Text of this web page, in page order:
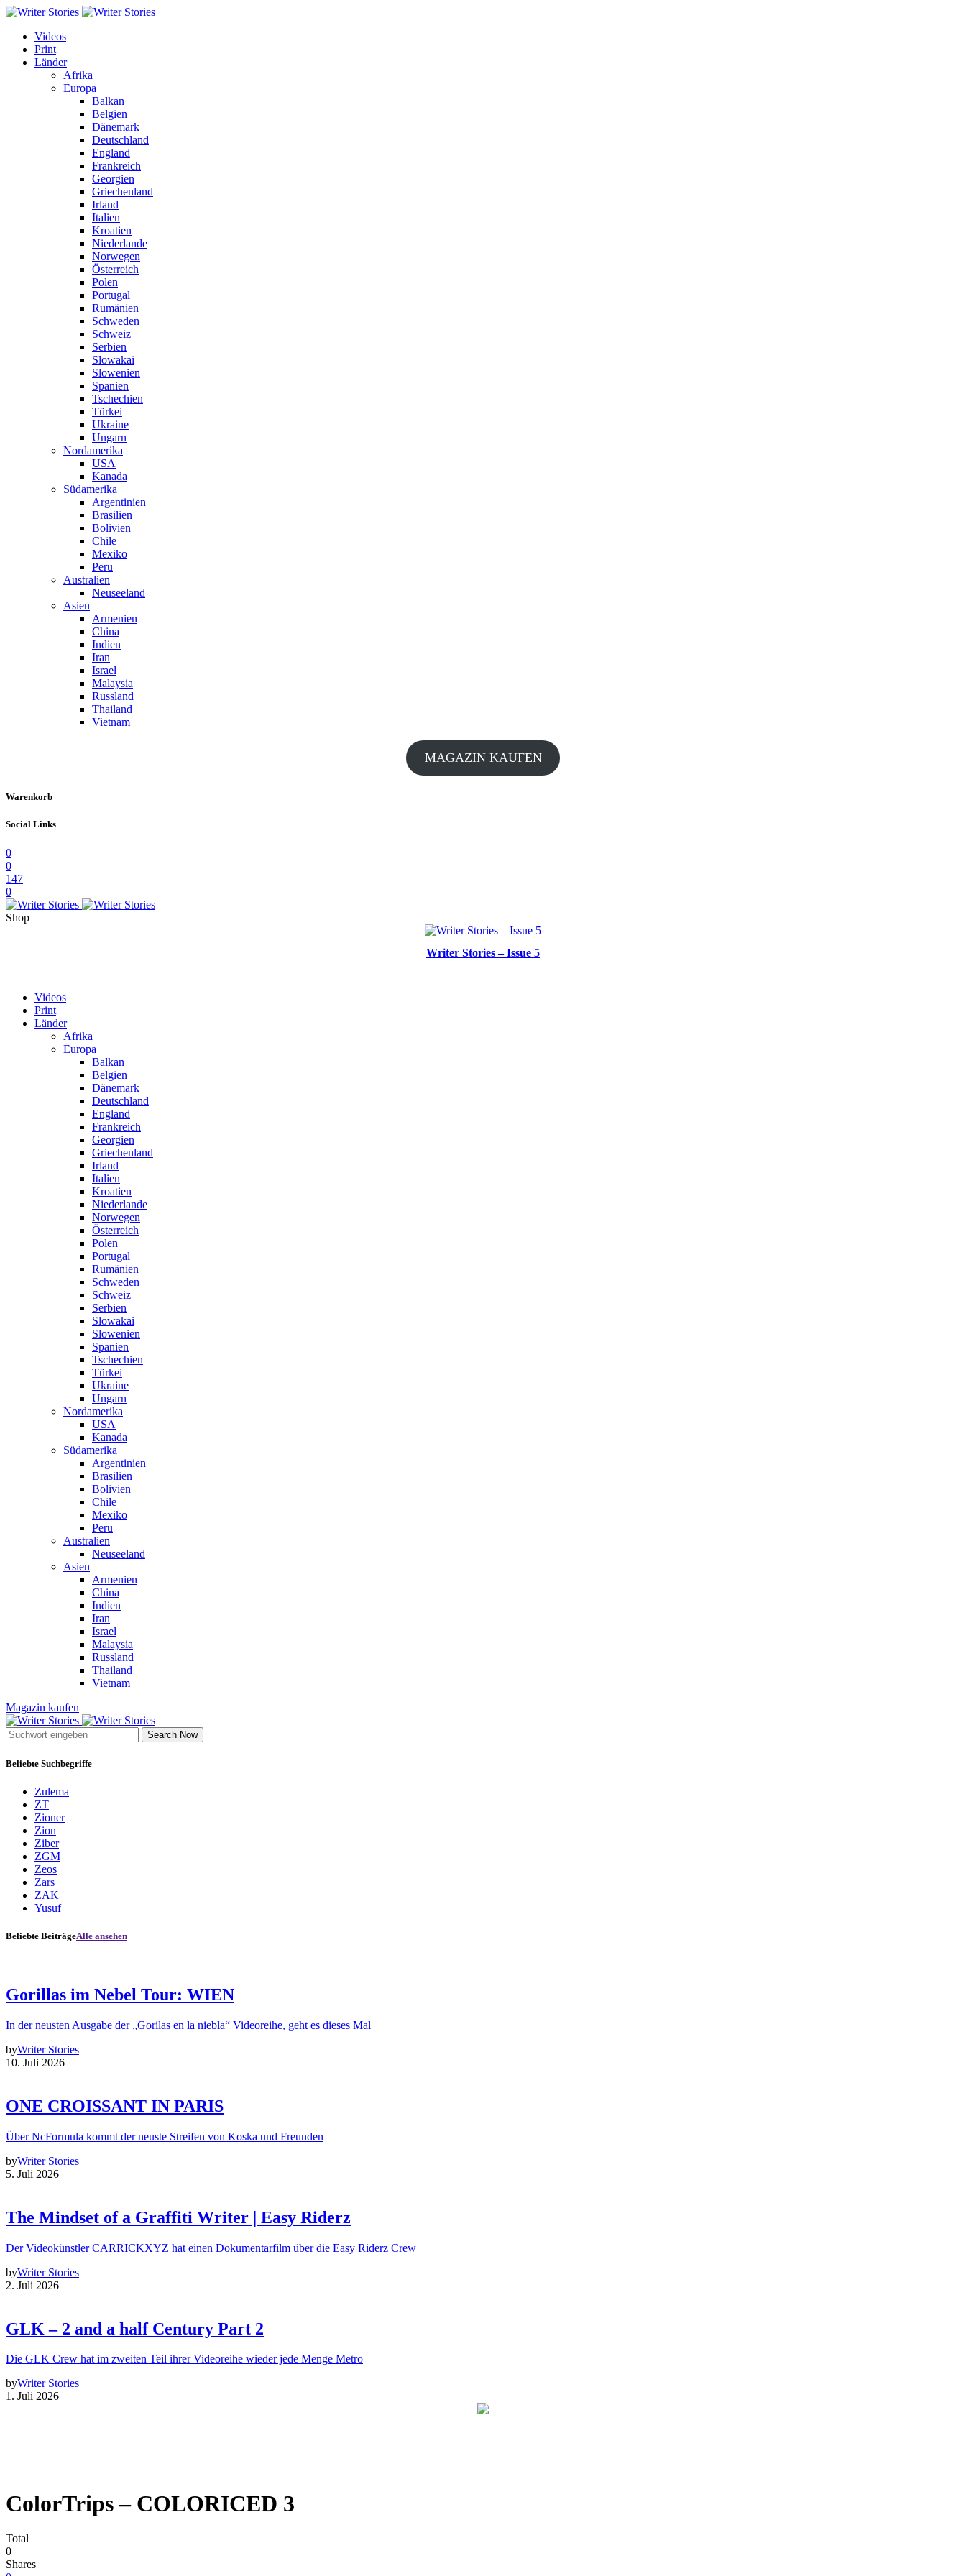
Videos
Print
Länder
Afrika
Europa
Balkan
Belgien
Dänemark
Deutschland
England
Frankreich
Georgien
Griechenland
Irland
Italien
Kroatien
Niederlande
Norwegen
Österreich
Polen
Portugal
Rumänien
Schweden
Schweiz
Serbien
Slowakai
Slowenien
Spanien
Tschechien
Türkei
Ukraine
Ungarn
Nordamerika
USA
Kanada
Südamerika
Argentinien
Brasilien
Bolivien
Chile
Mexiko
Peru
Australien
Neuseeland
Asien
Armenien
China
Indien
Iran
Israel
Malaysia
Russland
Thailand
Vietnam
MAGAZIN KAUFEN
Warenkorb
Social Links
0
0
147
0
Shop
Writer Stories – Issue 5
Videos
Print
Länder
Afrika
Europa
Balkan
Belgien
Dänemark
Deutschland
England
Frankreich
Georgien
Griechenland
Irland
Italien
Kroatien
Niederlande
Norwegen
Österreich
Polen
Portugal
Rumänien
Schweden
Schweiz
Serbien
Slowakai
Slowenien
Spanien
Tschechien
Türkei
Ukraine
Ungarn
Nordamerika
USA
Kanada
Südamerika
Argentinien
Brasilien
Bolivien
Chile
Mexiko
Peru
Australien
Neuseeland
Asien
Armenien
China
Indien
Iran
Israel
Malaysia
Russland
Thailand
Vietnam
Magazin kaufen
Search Now
Beliebte Suchbegriffe
Zulema
ZT
Zioner
Zion
Ziber
ZGM
Zeos
Zars
ZAK
Yusuf
Beliebte BeiträgeAlle ansehen
Gorillas im Nebel Tour: WIEN
In der neusten Ausgabe der „Gorilas en la niebla“ Videoreihe, geht es dieses Mal
byWriter Stories
10. Juli 2026
ONE CROISSANT IN PARIS
Über NcFormula kommt der neuste Streifen von Koska und Freunden
byWriter Stories
5. Juli 2026
The Mindset of a Graffiti Writer | Easy Riderz
Der Videokünstler CARRICKXYZ hat einen Dokumentarfilm über die Easy Riderz Crew
byWriter Stories
2. Juli 2026
GLK – 2 and a half Century Part 2
Die GLK Crew hat im zweiten Teil ihrer Videoreihe wieder jede Menge Metro
byWriter Stories
1. Juli 2026
ColorTrips – COLORICED 3
Total
0
Shares